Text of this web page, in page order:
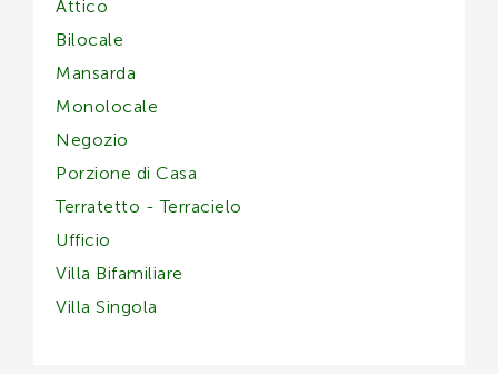
di ricerca qua sotto. Scegli l’annuncio desiderato e
Attico
Bilocale
Mansarda
Monolocale
Negozio
Porzione di Casa
Terratetto - Terracielo
Ufficio
Villa Bifamiliare
Villa Singola